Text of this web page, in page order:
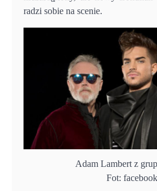
radzi sobie na scenie.
Adam Lambert z
Fot: facebook